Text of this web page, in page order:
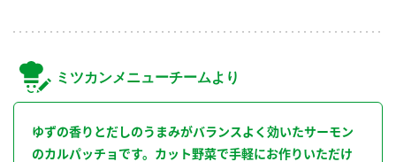
ミツカンメニューチームより
ゆずの香りとだしのうまみがバランスよく効いたサーモン
のカルパッチョです。カット野菜で手軽にお作りいただけ